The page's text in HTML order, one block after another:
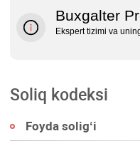
Buxgalter
Ekspert tizimi va
Soliq kodeksi
Foyda soligʻi